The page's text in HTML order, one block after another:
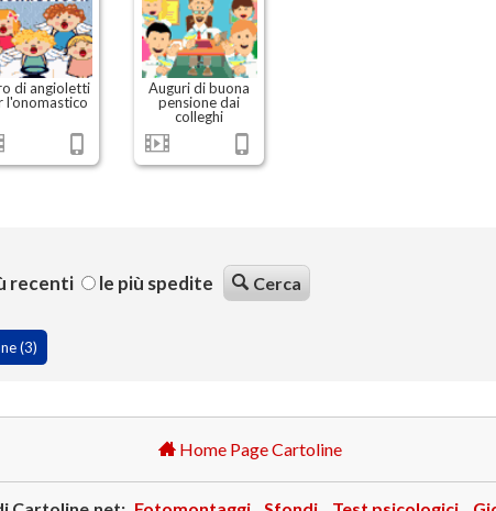
di angioletti
l'onomastico
Auguri di buona
pensione dai
colleghi
recenti le più spedite Cerca
(3)
Home Page Cartoline